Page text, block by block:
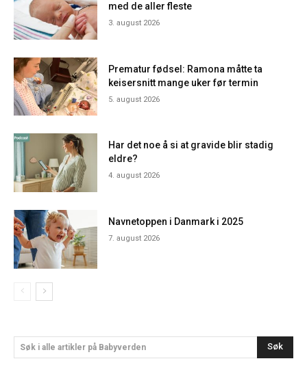
med de aller fleste
3. august 2026
Prematur fødsel: Ramona måtte ta
keisersnitt mange uker før termin
5. august 2026
Har det noe å si at gravide blir stadig
eldre?
4. august 2026
Navnetoppen i Danmark i 2025
7. august 2026
Søk i alle artikler på Babyverden Søk